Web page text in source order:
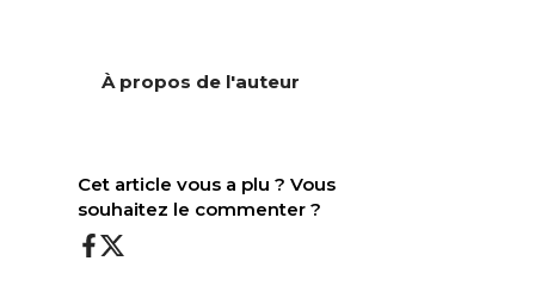
À propos de l'auteur
Cet article vous a plu ? Vous
souhaitez le commenter ?